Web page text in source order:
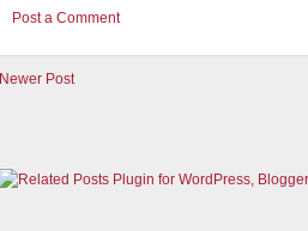
Post a Comment
Newer Post